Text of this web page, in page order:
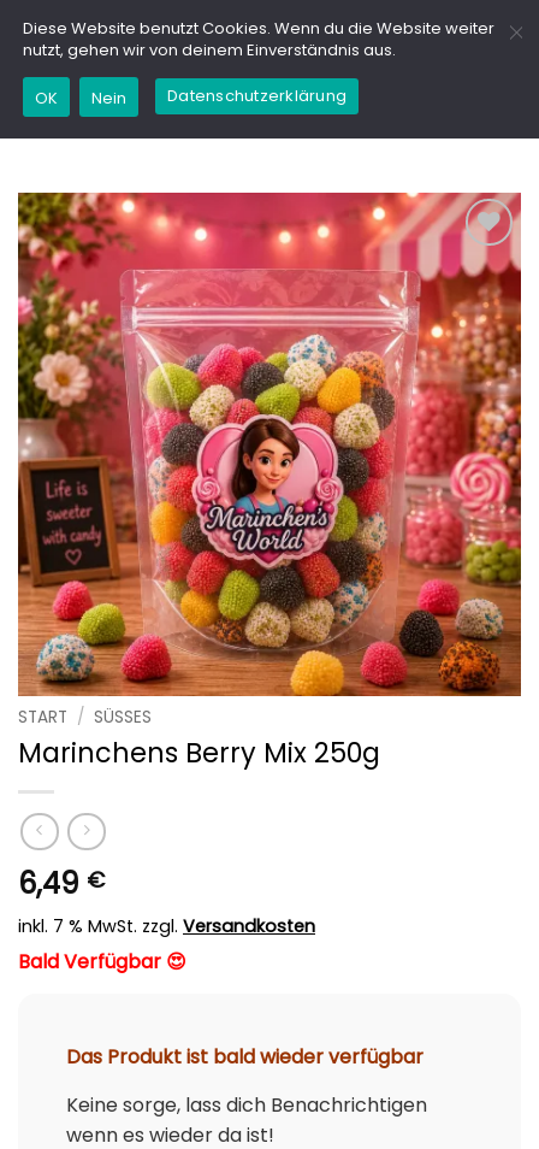
Inhalt
springen
Kaufe dieses Produkt und erhalte 32,45
Add to
wishlist
START / SÜSSES
Marinchens Berry Mix 250g
6,49 €
inkl. 7 % MwSt. zzgl. Versandkosten
Bald Verfügbar 😍
Das Produkt ist bald wieder verfügbar
Keine sorge, lass dich Benachrichtigen
wenn es wieder da ist!
Diese Website benutzt Cookies. Wenn du die Website weiter
nutzt, gehen wir von deinem Einverständnis aus.
OK Nein Datenschutzerklärung